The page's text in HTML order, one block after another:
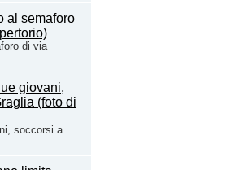
di via
soccorsi a